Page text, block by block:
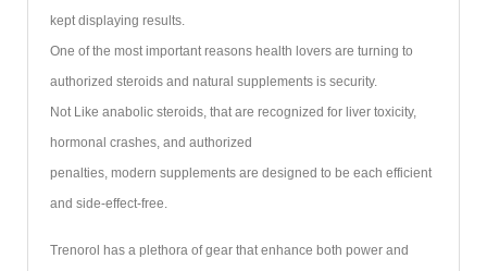
kept displaying results.
One of the most important reasons health lovers are turning to
authorized steroids and natural supplements is security.
Not Like anabolic steroids, that are recognized for liver toxicity,
hormonal crashes, and authorized
penalties, modern supplements are designed to be each efficient
and side-effect-free.
Trenorol has a plethora of gear that enhance both power and